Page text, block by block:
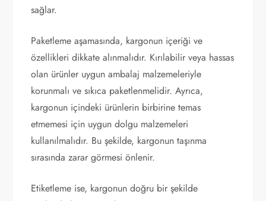
sağlar.
Paketleme aşamasında, kargonun içeriği ve
özellikleri dikkate alınmalıdır. Kırılabilir veya hassas
olan ürünler uygun ambalaj malzemeleriyle
korunmalı ve sıkıca paketlenmelidir. Ayrıca,
kargonun içindeki ürünlerin birbirine temas
etmemesi için uygun dolgu malzemeleri
kullanılmalıdır. Bu şekilde, kargonun taşınma
sırasında zarar görmesi önlenir.
Etiketleme ise, kargonun doğru bir şekilde